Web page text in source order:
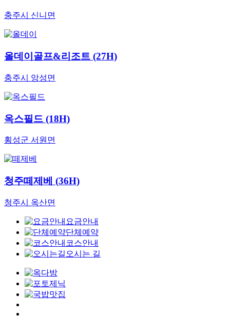
충주시 신니면
올데이골프&리조트 (27H)
충주시 앙성면
옥스필드 (18H)
횡성군 서원면
청주떼제베 (36H)
청주시 옥산면
요금안내
단체예약
코스안내
오시는 길